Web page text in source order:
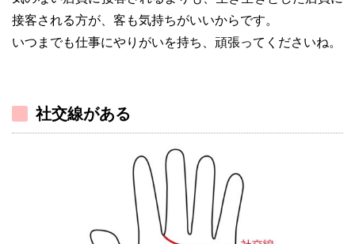
接客される方が、客も気持ちがいいからです。
いつまでも仕事にやりがいを持ち、頑張ってくださいね。
社交線がある